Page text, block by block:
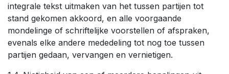
integrale tekst uitmaken van het tussen partijen tot
stand gekomen akkoord, en alle voorgaande
mondelinge of schriftelijke voorstellen of afspraken,
evenals elke andere mededeling tot nog toe tussen
partijen gedaan, vervangen en vernietigen.